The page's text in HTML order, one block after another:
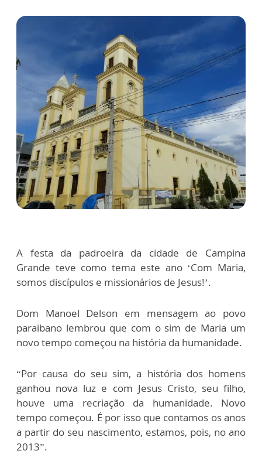
A festa da padroeira da cidade de Campina
Grande teve como tema este ano ‘Com Maria,
somos discípulos e missionários de Jesus!’.
Dom Manoel Delson em mensagem ao povo
paraibano lembrou que com o sim de Maria um
novo tempo começou na história da humanidade.
“Por causa do seu sim, a história dos homens
ganhou nova luz e com Jesus Cristo, seu filho,
houve uma recriação da humanidade. Novo
tempo começou. É por isso que contamos os anos
a partir do seu nascimento, estamos, pois, no ano
2013”.